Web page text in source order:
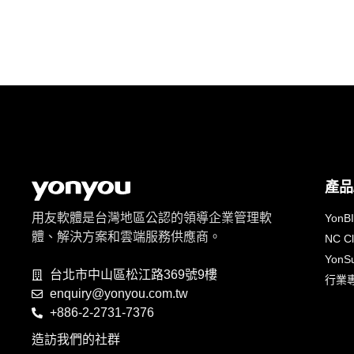
用友軟體是台灣地區公認的領導企業管理軟
體、解決方案和雲端服務供應商。
台北市中山區松江路369號9樓
enquiry@yonyou.com.tw
+886-2-2731-7376
造訪我們的社群
產
NC
行業